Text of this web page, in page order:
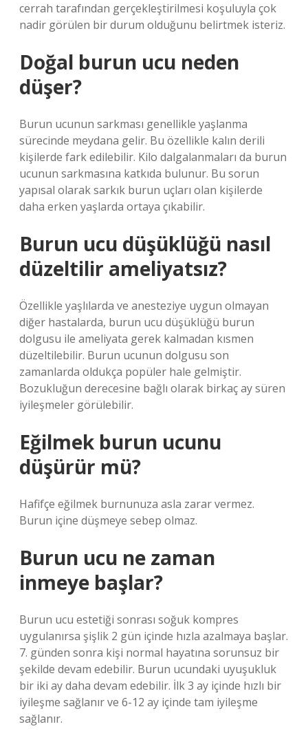
cerrah tarafından gerçekleştirilmesi koşuluyla çok
nadir görülen bir durum olduğunu belirtmek isteriz.
Doğal burun ucu neden
düşer?
Burun ucunun sarkması genellikle yaşlanma
sürecinde meydana gelir. Bu özellikle kalın derili
kişilerde fark edilebilir. Kilo dalgalanmaları da burun
ucunun sarkmasına katkıda bulunur. Bu sorun
yapısal olarak sarkık burun uçları olan kişilerde
daha erken yaşlarda ortaya çıkabilir.
Burun ucu düşüklüğü nasıl
düzeltilir ameliyatsız?
Özellikle yaşlılarda ve anesteziye uygun olmayan
diğer hastalarda, burun ucu düşüklüğü burun
dolgusu ile ameliyata gerek kalmadan kısmen
düzeltilebilir. Burun ucunun dolgusu son
zamanlarda oldukça popüler hale gelmiştir.
Bozukluğun derecesine bağlı olarak birkaç ay süren
iyileşmeler görülebilir.
Eğilmek burun ucunu
düşürür mü?
Hafifçe eğilmek burnunuza asla zarar vermez.
Burun içine düşmeye sebep olmaz.
Burun ucu ne zaman
inmeye başlar?
Burun ucu estetiği sonrası soğuk kompres
uygulanırsa şişlik 2 gün içinde hızla azalmaya başlar.
7. günden sonra kişi normal hayatına sorunsuz bir
şekilde devam edebilir. Burun ucundaki uyuşukluk
bir iki ay daha devam edebilir. İlk 3 ay içinde hızlı bir
iyileşme sağlanır ve 6-12 ay içinde tam iyileşme
sağlanır.